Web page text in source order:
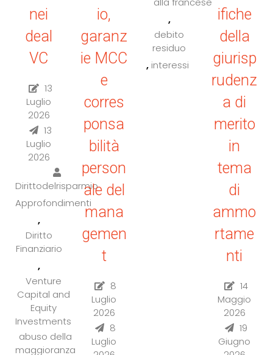
nei
deal
VC
13
Luglio
2026
13
Luglio
2026
Dirittodelrisparmio
Approfondimenti
,
Diritto
Finanziario
,
Venture
Capital and
Equity
Investments
abuso della
maggioranza
io,
garanz
ie MCC
e
corres
ponsa
bilità
person
ale del
mana
gemen
t
8
Luglio
2026
8
Luglio
,
debito
residuo
, interessi
ifiche
della
giurisp
rudenz
a di
merito
in
tema
di
ammo
rtame
nti
14
Maggio
2026
19
Giugno